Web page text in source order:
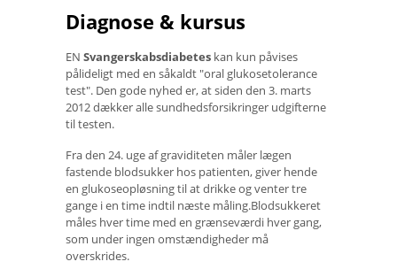
Diagnose & kursus
EN Svangerskabsdiabetes kan kun påvises
pålideligt med en såkaldt "oral glukosetolerance
test". Den gode nyhed er, at siden den 3. marts
2012 dækker alle sundhedsforsikringer udgifterne
til testen.
Fra den 24. uge af graviditeten måler lægen
fastende blodsukker hos patienten, giver hende
en glukoseopløsning til at drikke og venter tre
gange i en time indtil næste måling.Blodsukkeret
måles hver time med en grænseværdi hver gang,
som under ingen omstændigheder må
overskrides.